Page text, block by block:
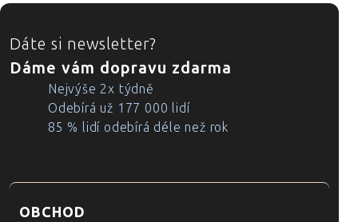
ZÁPATÍ
Dáte si newsletter?
Dáme vám dopravu zdarma
Nejvýše 2x týdně
Odebírá už 177 000 lidí
85 % lidí odebírá déle než rok
OBCHOD